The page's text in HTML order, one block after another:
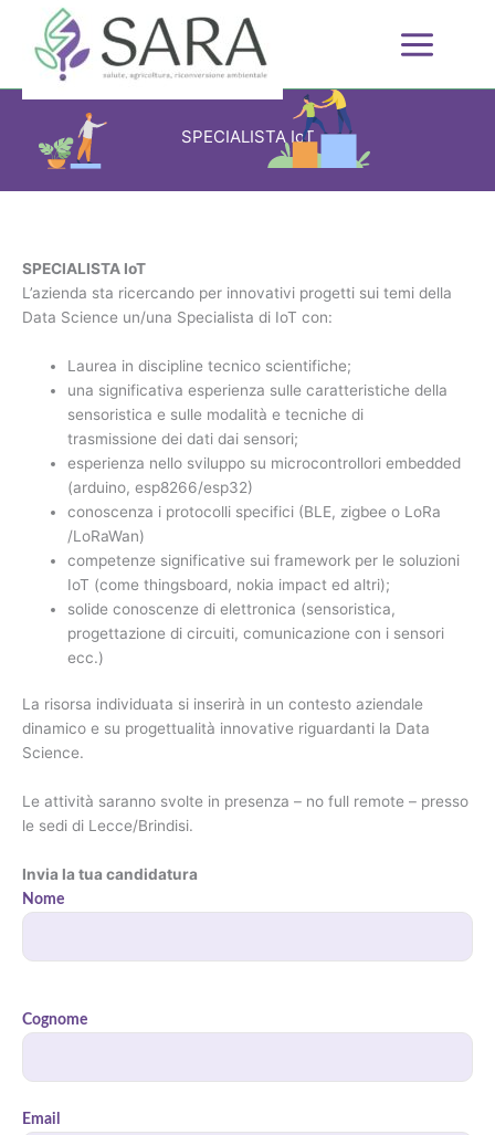
contenuto
SPECIALISTA IoT
SPECIALISTA IoT
L’azienda sta ricercando per innovativi progetti sui temi della
Data Science un/una Specialista di IoT con:
Laurea in discipline tecnico scientifiche;
una significativa esperienza sulle caratteristiche della
sensoristica e sulle modalità e tecniche di
trasmissione dei dati dai sensori;
esperienza nello sviluppo su microcontrollori embedded
(arduino, esp8266/esp32)
conoscenza i protocolli specifici (BLE, zigbee o LoRa
/LoRaWan)
competenze significative sui framework per le soluzioni
IoT (come thingsboard, nokia impact ed altri);
solide conoscenze di elettronica (sensoristica,
progettazione di circuiti, comunicazione con i sensori
ecc.)
La risorsa individuata si inserirà in un contesto aziendale
dinamico e su progettualità innovative riguardanti la Data
Science.
Le attività saranno svolte in presenza – no full remote – presso
le sedi di Lecce/Brindisi.
Invia la tua candidatura
Nome
Cognome
Email